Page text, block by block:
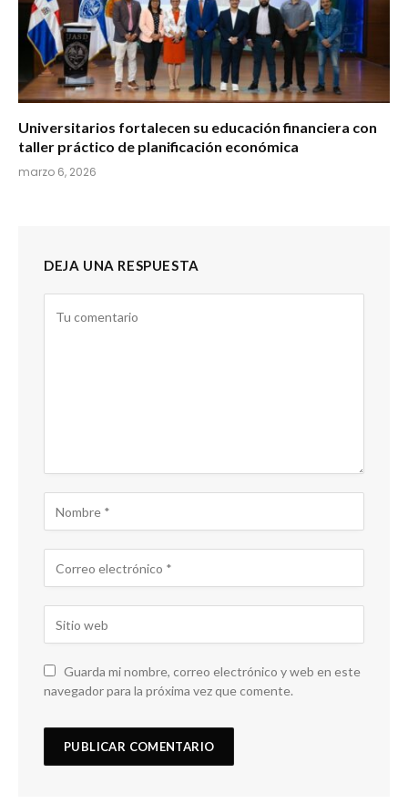
Universitarios fortalecen su educación financiera con
taller práctico de planificación económica
marzo 6, 2026
DEJA UNA RESPUESTA
Guarda mi nombre, correo electrónico y web en este
navegador para la próxima vez que comente.